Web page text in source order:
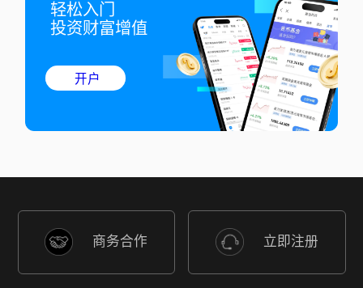
轻松入门
投资财富增值
开户
商务合作 立即注册